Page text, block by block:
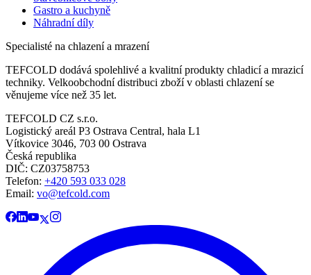
Gastro a kuchyně
Náhradní díly
Specialisté na chlazení a mrazení
TEFCOLD dodává spolehlivé a kvalitní produkty chladicí a mrazicí
techniky. Velkoobchodní distribuci zboží v oblasti chlazení se
věnujeme více než 35 let.
TEFCOLD CZ s.r.o.
Logistický areál P3 Ostrava Central, hala L1
Vítkovice 3046, 703 00 Ostrava
Česká republika
DIČ: CZ03758753​​​​​​
Telefon: +420 593 033 028
Email: vo@tefcold.com